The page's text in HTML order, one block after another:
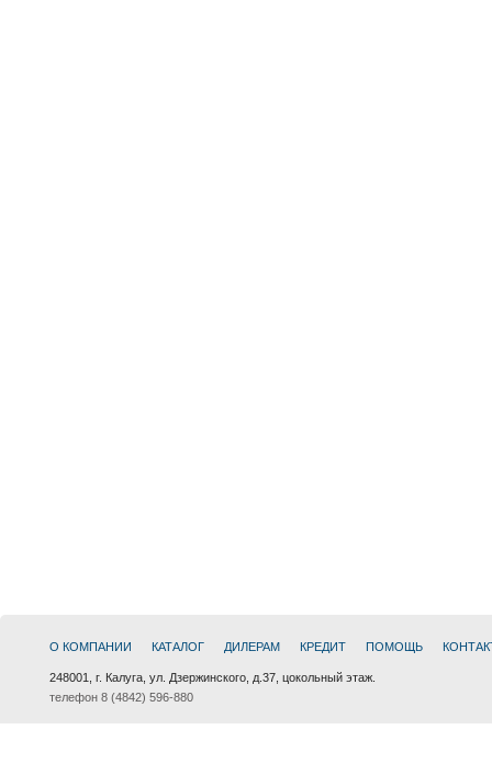
О КОМПАНИИ КАТАЛОГ ДИЛЕРАМ КРЕДИТ ПОМОЩЬ
248001, г. Калуга, ул. Дзержинского, д.37, цокольный этаж.
телефон 8 (4842) 596-880